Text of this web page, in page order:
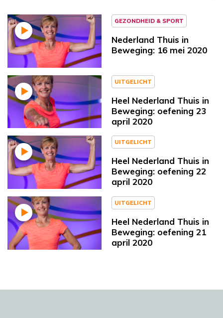
GEZONDHEID & SPORT
Nederland Thuis in
Beweging: 16 mei 2020
UITGELICHT
Heel Nederland Thuis in
Beweging: oefening 23
april 2020
UITGELICHT
Heel Nederland Thuis in
Beweging: oefening 22
april 2020
UITGELICHT
Heel Nederland Thuis in
Beweging: oefening 21
april 2020